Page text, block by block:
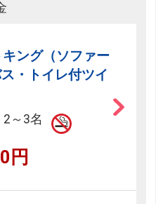
キング（ソファー
・トイレ付ツイ
2～3名
円